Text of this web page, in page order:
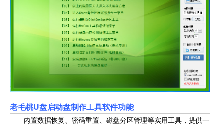
老毛桃U盘启动盘制作工具软件功能
内置数据恢复、密码重置、磁盘分区管理等实用工具，提供一